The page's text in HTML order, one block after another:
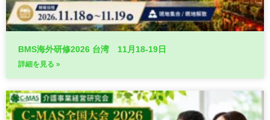
BMS海外研修2026 台湾 11月18-19日
詳細を見る »